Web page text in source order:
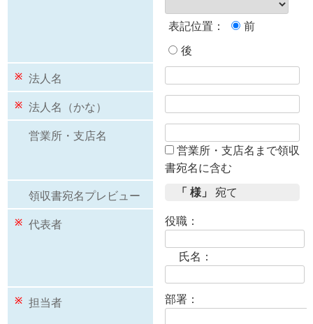
表記位置： 前
後
法人名
※
法人名 （かな）
※
営業所・支店名
営業所・支店名まで領収
書宛名に含む
領収書宛名プレビュー 「 様」 宛て
代表者
※ 役職：
氏名：
担当者
※ 部署：